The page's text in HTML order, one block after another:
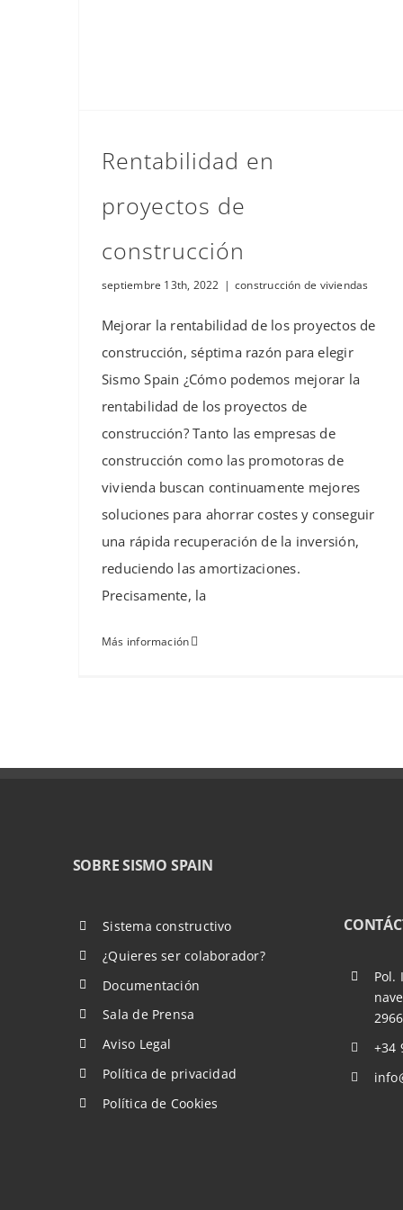
Rentabilidad en
proyectos de
construcción
septiembre 13th, 2022 | construcción de viviendas
Mejorar la rentabilidad de los proyectos de
construcción, séptima razón para elegir
Sismo Spain ¿Cómo podemos mejorar la
rentabilidad de los proyectos de
construcción? Tanto las empresas de
construcción como las promotoras de
vivienda buscan continuamente mejores
soluciones para ahorrar costes y conseguir
una rápida recuperación de la inversión,
reduciendo las amortizaciones.
Precisamente, la
Más información
SOBRE SISMO SPAIN
Sistema constructivo
¿Quieres ser colaborador?
Documentación
Sala de Prensa
Aviso Legal
Política de privacidad
Política de Cookies
Pol.
+34